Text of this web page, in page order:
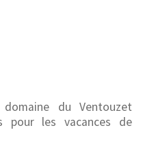
du Ventouzet
pour les vacances de